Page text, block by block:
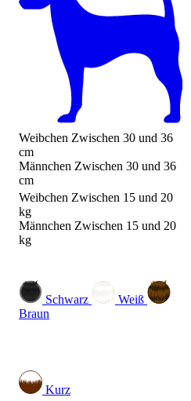
Weibchen Zwischen 30 und 36
cm
Männchen Zwischen 30 und 36
cm
Weibchen Zwischen 15 und 20
kg
Männchen Zwischen 15 und 20
kg
Schwarz
Weiß
Braun
Kurz